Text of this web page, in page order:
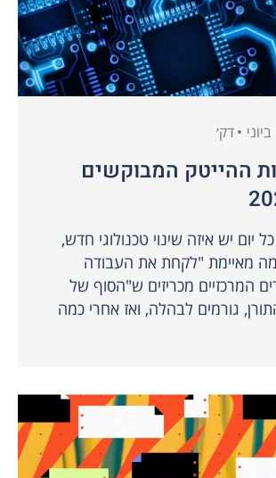
דק׳
ההייטק המבוקשים
יום יש איזה שינוי טכנולוגי חדש,
מאיימת "לקחת את העבודה
המרכזיים מכריזים ש"הסוף של
גורמים לבהלה, ואז אחרי כמה